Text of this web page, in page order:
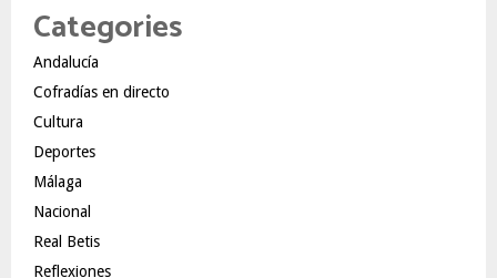
Categories
Andalucía
Cofradías en directo
Cultura
Deportes
Málaga
Nacional
Real Betis
Reflexiones